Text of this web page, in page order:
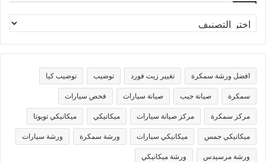
ص
ن
ف
ا
افضل ورشة سمكرة تغيير زيت فورد توضيب توضيب كيا
سمكرة صيانة جيب صيانة سيارات فحص سيارات
مركز سمكرة مركز صيانة سيارات ميكانيكي ميكانيكي تويوتا
ميكانيكي جمس ميكانيكي سيارات ورشة سمكرة ورشة سيارات
ورشة مرسيدس ورشة ميكانيكي